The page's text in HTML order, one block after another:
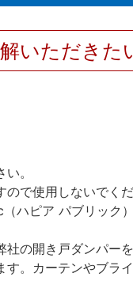
いただきた
。
で使用しないでく
ハピア パブリック
の開き戸ダンパー
。カーテンやブラ